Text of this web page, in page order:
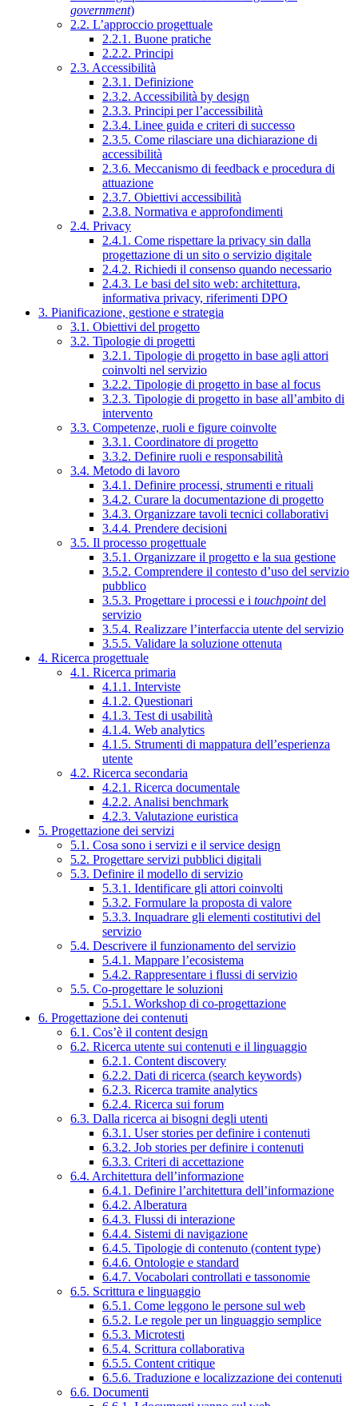
government)
2.2. L’approccio progettuale
2.2.1. Buone pratiche
2.2.2. Principi
2.3. Accessibilità
2.3.1. Definizione
2.3.2. Accessibilità by design
2.3.3. Principi per l’accessibilità
2.3.4. Linee guida e criteri di successo
2.3.5. Come rilasciare una dichiarazione di
accessibilità
2.3.6. Meccanismo di feedback e procedura di
attuazione
2.3.7. Obiettivi accessibilità
2.3.8. Normativa e approfondimenti
2.4. Privacy
2.4.1. Come rispettare la privacy sin dalla
progettazione di un sito o servizio digitale
2.4.2. Richiedi il consenso quando necessario
2.4.3. Le basi del sito web: architettura,
informativa privacy, riferimenti DPO
3. Pianificazione, gestione e strategia
3.1. Obiettivi del progetto
3.2. Tipologie di progetti
3.2.1. Tipologie di progetto in base agli attori
coinvolti nel servizio
3.2.2. Tipologie di progetto in base al focus
3.2.3. Tipologie di progetto in base all’ambito di
intervento
3.3. Competenze, ruoli e figure coinvolte
3.3.1. Coordinatore di progetto
3.3.2. Definire ruoli e responsabilità
3.4. Metodo di lavoro
3.4.1. Definire processi, strumenti e rituali
3.4.2. Curare la documentazione di progetto
3.4.3. Organizzare tavoli tecnici collaborativi
3.4.4. Prendere decisioni
3.5. Il processo progettuale
3.5.1. Organizzare il progetto e la sua gestione
3.5.2. Comprendere il contesto d’uso del servizio
pubblico
3.5.3. Progettare i processi e i touchpointdel
servizio
3.5.4. Realizzare l’interfaccia utente del servizio
3.5.5. Validare la soluzione ottenuta
4. Ricerca progettuale
4.1. Ricerca primaria
4.1.1. Interviste
4.1.2. Questionari
4.1.3. Test di usabilità
4.1.4. Web analytics
4.1.5. Strumenti di mappatura dell’esperienza
utente
4.2. Ricerca secondaria
4.2.1. Ricerca documentale
4.2.2. Analisi benchmark
4.2.3. Valutazione euristica
5. Progettazione dei servizi
5.1. Cosa sono i servizi e il service design
5.2. Progettare servizi pubblici digitali
5.3. Definire il modello di servizio
5.3.1. Identificare gli attori coinvolti
5.3.2. Formulare la proposta di valore
5.3.3. Inquadrare gli elementi costitutivi del
servizio
5.4. Descrivere il funzionamento del servizio
5.4.1. Mappare l’ecosistema
5.4.2. Rappresentare i flussi di servizio
5.5. Co-progettare le soluzioni
5.5.1. Workshop di co-progettazione
6. Progettazione dei contenuti
6.1. Cos’è il content design
6.2. Ricerca utente sui contenuti e il linguaggio
6.2.1. Content discovery
6.2.2. Dati di ricerca (search keywords)
6.2.3. Ricerca tramite analytics
6.2.4. Ricerca sui forum
6.3. Dalla ricerca ai bisogni degli utenti
6.3.1. User stories per definire i contenuti
6.3.2. Job stories per definire i contenuti
6.3.3. Criteri di accettazione
6.4. Architettura dell’informazione
6.4.1. Definire l’architettura dell’informazione
6.4.2. Alberatura
6.4.3. Flussi di interazione
6.4.4. Sistemi di navigazione
6.4.5. Tipologie di contenuto (content type)
6.4.6. Ontologie e standard
6.4.7. Vocabolari controllati e tassonomie
6.5. Scrittura e linguaggio
6.5.1. Come leggono le persone sul web
6.5.2. Le regole per un linguaggio semplice
6.5.3. Microtesti
6.5.4. Scrittura collaborativa
6.5.5. Content critique
6.5.6. Traduzione e localizzazione dei contenuti
6.6. Documenti